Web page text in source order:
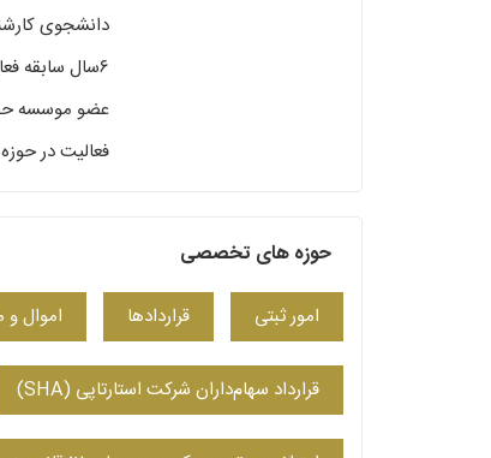
دانشجوی
۶سال سابقه فعالیت در موسسات حقوقی و دادگستری
عضو موسسه
فعالیت در
حوزه های تخصصی
امور ثبتی قراردادها اموال و
قرارداد سهام‌داران شرکت استارتاپی (SHA)